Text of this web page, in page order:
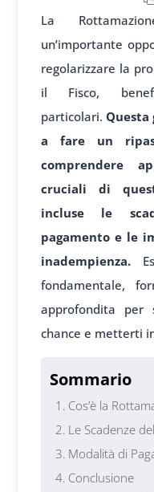
La
un’importante
regolarizzare la
il Fisco,
particolari.
a fare un
comprendere
cruciali di
incluse le
pagamento e le
inadempienza.
fondamentale,
approfondita per
chance e metterti
Sommario
Cos’è la
Le Scadenze
Modalità di
Conclusione